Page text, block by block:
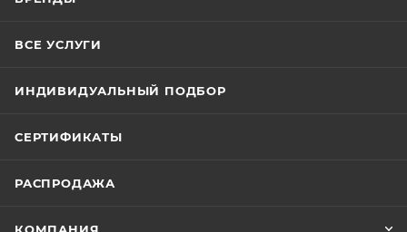
ВСЕ УСЛУГИ
ИНДИВИДУАЛЬНЫЙ ПОДБОР
СЕРТИФИКАТЫ
РАСПРОДАЖА